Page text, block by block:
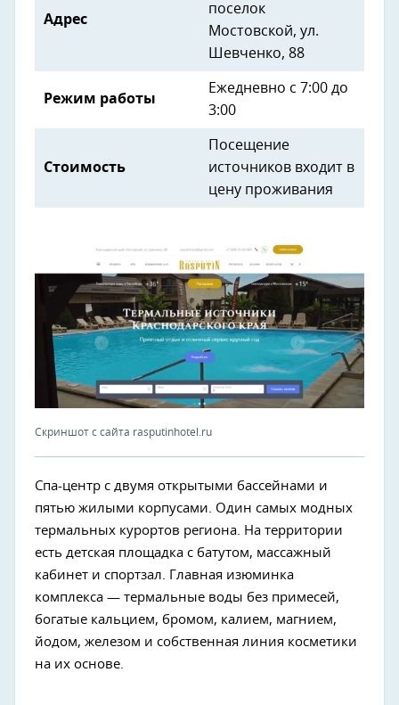
Адрес
поселок
Мостовской, ул.
Шевченко, 88
Режим работы
Ежедневно с 7:00 до
3:00
Стоимость
Посещение
источников входит в
цену проживания
Скриншот с сайта rasputinhotel.ru
Спа-центр с двумя открытыми бассейнами и
пятью жилыми корпусами. Один самых модных
термальных курортов региона. На территории
есть детская площадка с батутом, массажный
кабинет и спортзал. Главная изюминка
комплекса — термальные воды без примесей,
богатые кальцием, бромом, калием, магнием,
йодом, железом и собственная линия косметики
на их основе.